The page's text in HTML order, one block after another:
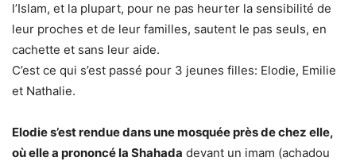
l’Islam, et la plupart, pour ne pas heurter la sensibilité de
leur proches et de leur familles, sautent le pas seuls, en
cachette et sans leur aide.
C’est ce qui s’est passé pour 3 jeunes filles: Elodie, Emilie
et Nathalie.
Elodie s’est rendue dans une mosquée près de chez elle,
où elle a prononcé la Shahada devant un imam (achadou